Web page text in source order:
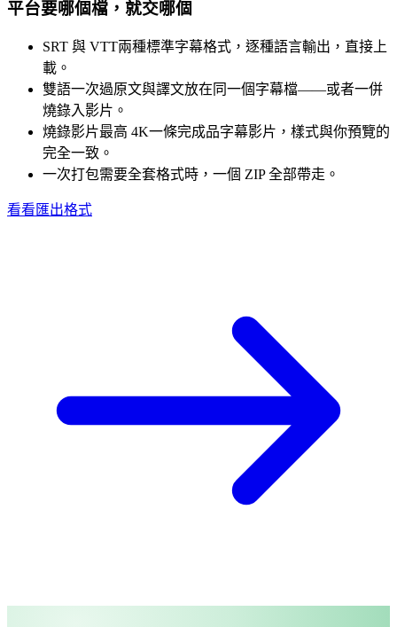
平台要哪個檔，就交哪個
SRT 與 VTT兩種標準字幕格式，逐種語言輸出，直接上
載。
雙語一次過原文與譯文放在同一個字幕檔——或者一併
燒錄入影片。
燒錄影片最高 4K一條完成品字幕影片，樣式與你預覽的
完全一致。
一次打包需要全套格式時，一個 ZIP 全部帶走。
看看匯出格式